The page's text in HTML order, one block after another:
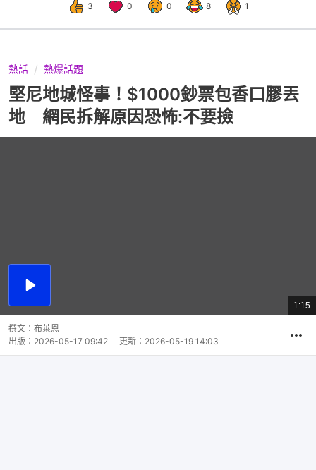
3 0 0 8 1
熱話 熱爆話題
堅尼地城怪事！$1000鈔票包香口膠丟
地 網民拆解原因恐怖:不要撿
播
總
共
1:15
撰文： 布萊恩
出版： 2026-05-17 09:42 更新： 2026-05-19 14:03